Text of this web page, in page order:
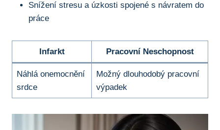
Snížení stresu a úzkosti spojené s návratem do
práce
Infarkt Pracovní Neschopnost
Náhlá onemocnění
srdce
Možný dlouhodobý pracovní
výpadek